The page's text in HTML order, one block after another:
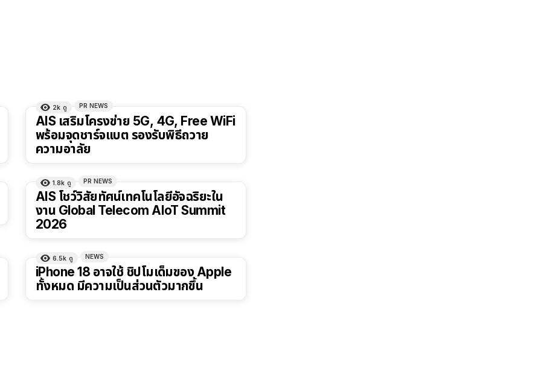
2k ดู PR NEWS
AIS เสริมโครงข่าย 5G, 4G, Free WiFi
พร้อมจุดชาร์จแบต รองรับพิธีถวาย
ความอาลัย
1.8k ดู PR NEWS
AIS โชว์วิสัยทัศน์เทคโนโลยีอัจฉริยะใน
งาน Global Telecom AIoT Summit
2026
6.5k ดู NEWS
iPhone 18 อาจใช้ ชิปโมเด็มของ Apple
ทั้งหมด มีความเป็นส่วนตัวมากขึ้น